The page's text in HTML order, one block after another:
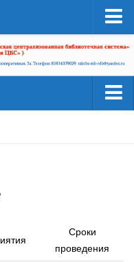
№16
Сроки
проведения